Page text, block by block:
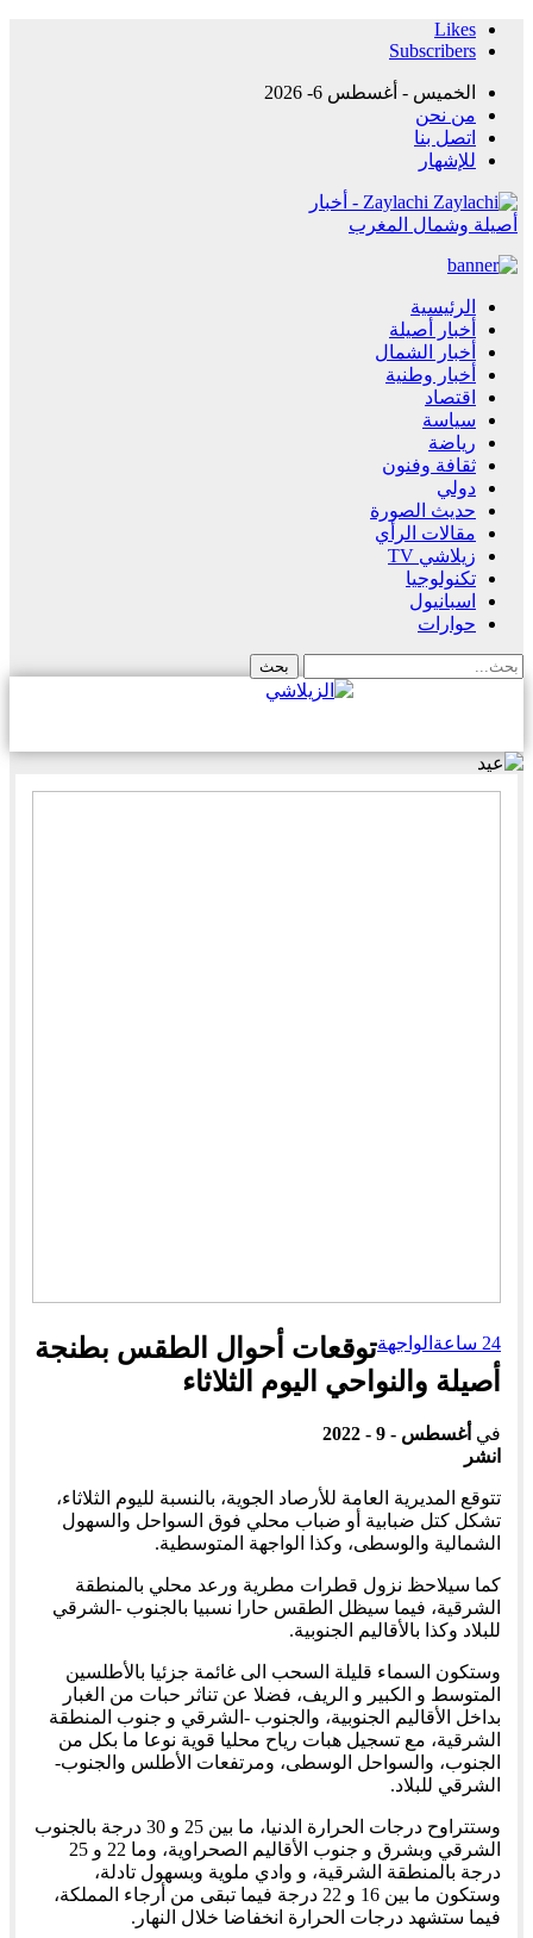
Likes
Subscribers
الخميس - أغسطس 6- 2026
من نحن
اتصل بنا
للإشهار
Zaylachi - أخبار
أصيلة وشمال المغرب
الرئيسية
أخبار أصيلة
أخبار الشمال
أخبار وطنية
اقتصاد
سياسة
رياضة
ثقافة وفنون
دولي
حديث الصورة
مقالات الرأي
زيلاشي TV
تكنولوجيا
اسبانيول
حوارات
24 ساعة الواجهةتوقعات أحوال الطقس بطنجة
أصيلة والنواحي اليوم الثلاثاء
في أغسطس - 9 - 2022
انشر
تتوقع المديرية العامة للأرصاد الجوية، بالنسبة لليوم الثلاثاء،
تشكل كتل ضبابية أو ضباب محلي فوق السواحل والسهول
الشمالية والوسطى، وكذا الواجهة المتوسطية.
كما سيلاحظ نزول قطرات مطرية ورعد محلي بالمنطقة
الشرقية، فيما سيظل الطقس حارا نسبيا بالجنوب -الشرقي
للبلاد وكذا بالأقاليم الجنوبية.
وستكون السماء قليلة السحب الى غائمة جزئيا بالأطلسين
المتوسط و الكبير و الريف، فضلا عن تناثر حبات من الغبار
بداخل الأقاليم الجنوبية، والجنوب -الشرقي و جنوب المنطقة
الشرقية، مع تسجيل هبات رياح محليا قوية نوعا ما بكل من
الجنوب، والسواحل الوسطى، ومرتفعات الأطلس والجنوب-
الشرقي للبلاد.
وستتراوح درجات الحرارة الدنيا، ما بين 25 و 30 درجة بالجنوب
الشرقي وبشرق و جنوب الأقاليم الصحراوية، وما 22 و 25
درجة بالمنطقة الشرقية، و وادي ملوية وبسهول تادلة،
وستكون ما بين 16 و 22 درجة فيما تبقى من أرجاء المملكة،
فيما ستشهد درجات الحرارة انخفاضا خلال النهار.